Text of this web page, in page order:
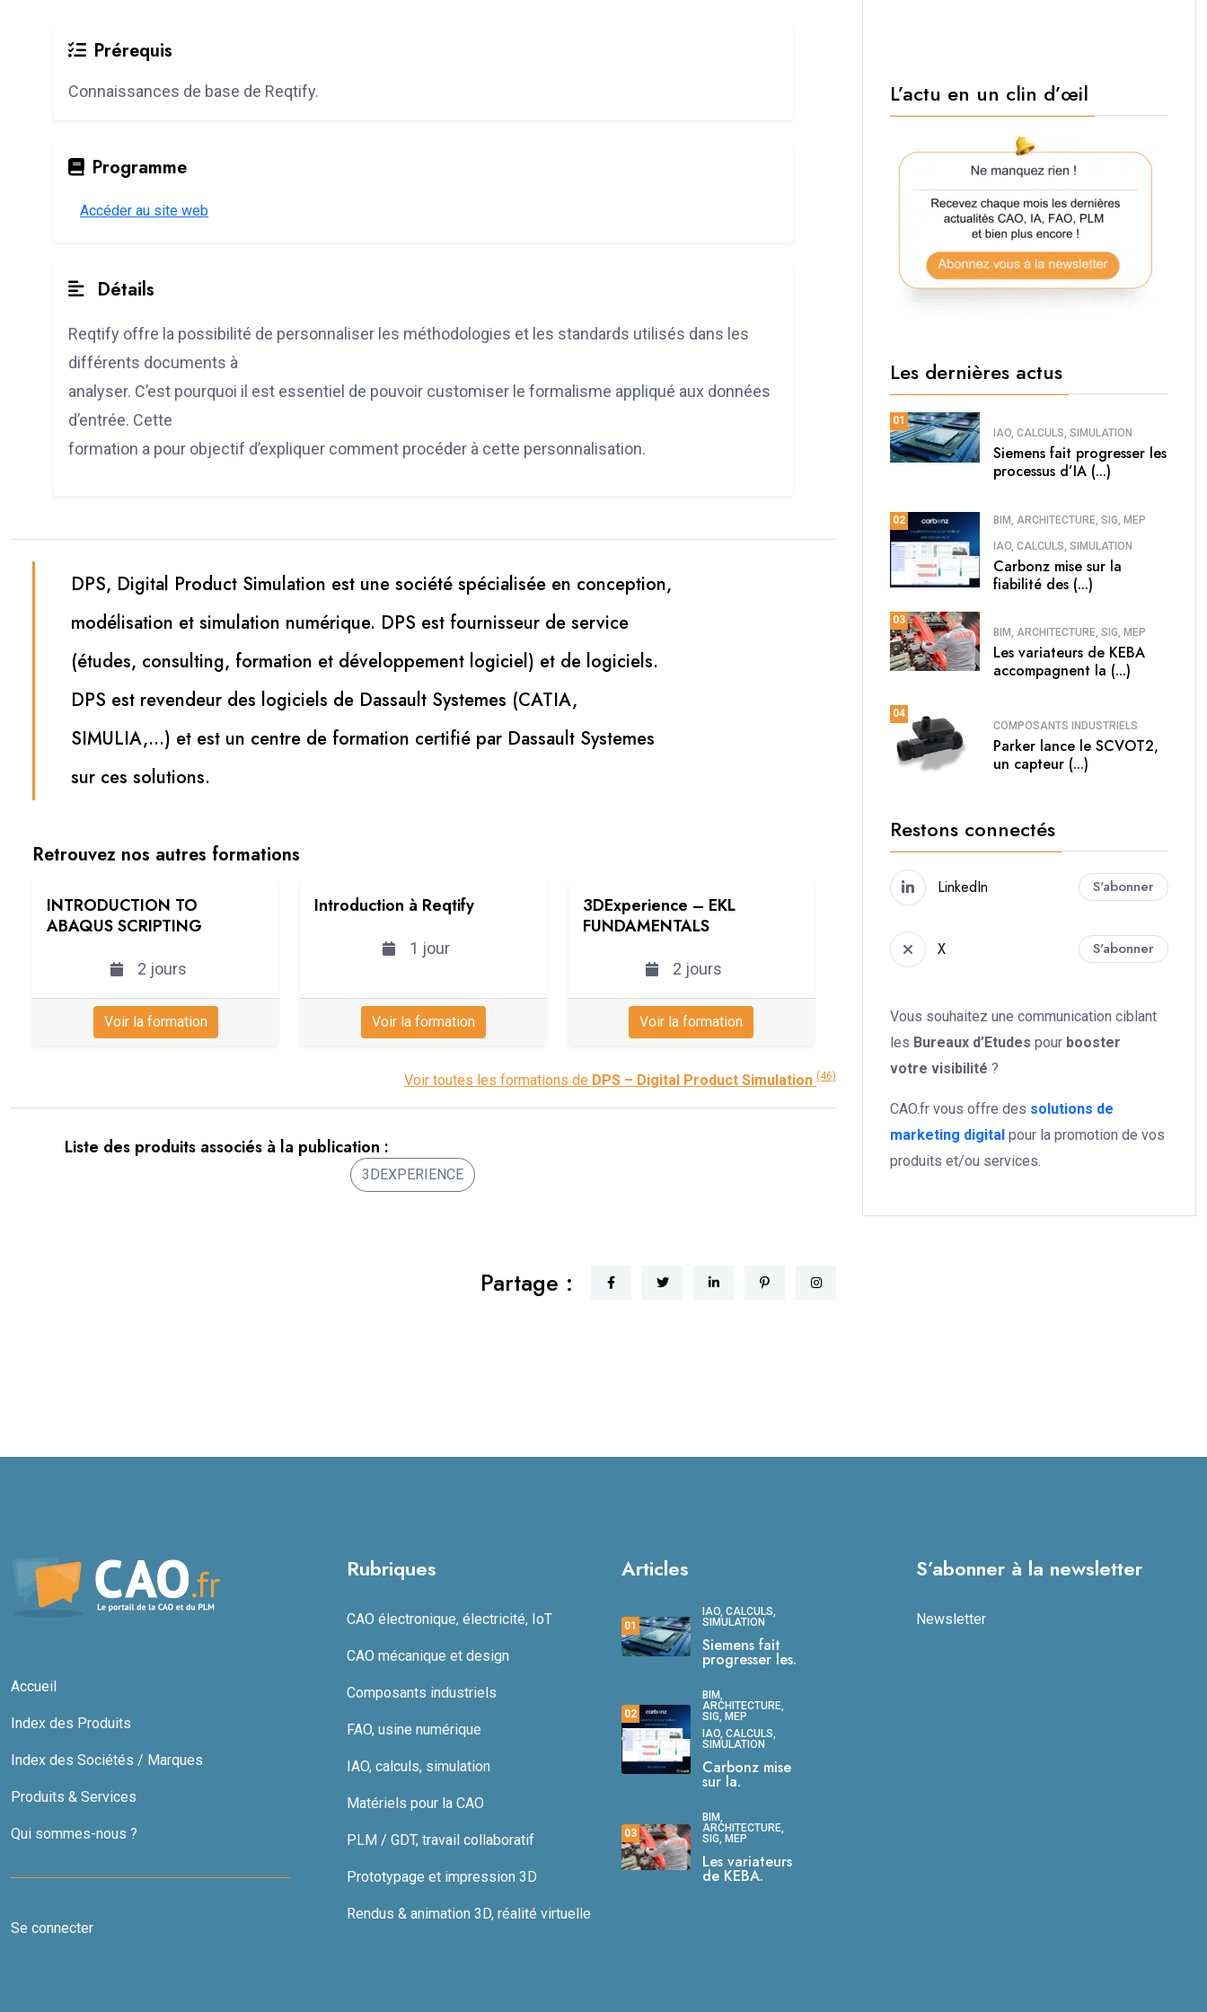
Prérequis
Connaissances de base de Reqtify.
Programme
Accéder au site web
Détails
Reqtify offre la possibilité de personnaliser les méthodologies et les standards utilisés dans les
différents documents à
analyser. C’est pourquoi il est essentiel de pouvoir customiser le formalisme appliqué aux données
d’entrée. Cette
formation a pour objectif d’expliquer comment procéder à cette personnalisation.
DPS, Digital Product Simulation est une société spécialisée en conception,
modélisation et simulation numérique. DPS est fournisseur de service
(études, consulting, formation et développement logiciel) et de logiciels.
DPS est revendeur des logiciels de Dassault Systemes (CATIA,
SIMULIA,...) et est un centre de formation certifié par Dassault Systemes
sur ces solutions.
Retrouvez nos autres formations
INTRODUCTION TO
ABAQUS SCRIPTING
2 jours
Voir la formation
Introduction à Reqtify
1 jour
Voir la formation
3DExperience – EKL
FUNDAMENTALS
2 jours
Voir la formation
Voir toutes les formations de DPS – Digital Product Simulation (46)
Liste des produits associés à la publication :
3DEXPERIENCE
Partage :
L’actu en un clin d’œil
Les dernières actus
01
IAO, CALCULS, SIMULATION
Siemens fait progresser les
processus d’IA (...)
02 BIM, ARCHITECTURE, SIG, MEP
IAO, CALCULS, SIMULATION
Carbonz mise sur la
fiabilité des (...)
03
BIM, ARCHITECTURE, SIG, MEP
Les variateurs de KEBA
accompagnent la (...)
04
COMPOSANTS INDUSTRIELS
Parker lance le SCVOT2,
un capteur (...)
Restons connectés
LinkedIn S'abonner
X S'abonner
Vous souhaitez une communication ciblant
les Bureaux d’Etudes pour booster
votre visibilité ?
CAO.fr vous offre des solutions de
marketing digital pour la promotion de vos
produits et/ou services.
Accueil
Index des Produits
Index des Sociétés / Marques
Produits & Services
Qui sommes-nous ?
Se connecter
Rubriques
CAO électronique, électricité, IoT
CAO mécanique et design
Composants industriels
FAO, usine numérique
IAO, calculs, simulation
Matériels pour la CAO
PLM / GDT, travail collaboratif
Prototypage et impression 3D
Rendus & animation 3D, réalité virtuelle
Articles
01
IAO, CALCULS,
SIMULATION
Siemens fait
progresser les.
02
BIM,
ARCHITECTURE,
SIG, MEP
IAO, CALCULS,
SIMULATION
Carbonz mise
sur la.
03
BIM,
ARCHITECTURE,
SIG, MEP
Les variateurs
de KEBA.
S’abonner à la newsletter
Newsletter